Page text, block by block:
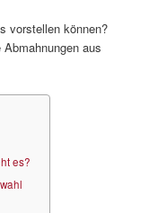
vorstellen können?
aus
es?